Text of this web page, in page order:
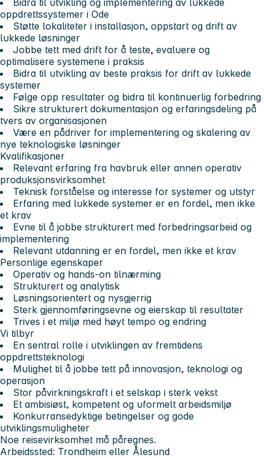
oppdrettssystemer i Ode
Støtte lokaliteter i installasjon, oppstart og drift av
lukkede løsninger
Jobbe tett med drift for å teste, evaluere og
optimalisere systemene i praksis
Bidra til utvikling av beste praksis for drift av lukkede
systemer
Følge opp resultater og bidra til kontinuerlig forbedring
Sikre strukturert dokumentasjon og erfaringsdeling på
tvers av organisasjonen
Være en pådriver for implementering og skalering av
nye teknologiske løsninger
Kvalifikasjoner
Relevant erfaring fra havbruk eller annen operativ
produksjonsvirksomhet
Teknisk forståelse og interesse for systemer og utstyr
Erfaring med lukkede systemer er en fordel, men ikke
et krav
Evne til å jobbe strukturert med forbedringsarbeid og
implementering
Relevant utdanning er en fordel, men ikke et krav
Personlige egenskaper
Operativ og hands-on tilnærming
Strukturert og analytisk
Løsningsorientert og nysgjerrig
Sterk gjennomføringsevne og eierskap til resultater
Trives i et miljø med høyt tempo og endring
Vi tilbyr
En sentral rolle i utviklingen av fremtidens
oppdrettsteknologi
Mulighet til å jobbe tett på innovasjon, teknologi og
operasjon
Stor påvirkningskraft i et selskap i sterk vekst
Et ambisiøst, kompetent og uformelt arbeidsmiljø
Konkurransedyktige betingelser og gode
utviklingsmuligheter
Noe reisevirksomhet må påregnes.
Arbeidssted: Trondheim eller Ålesund